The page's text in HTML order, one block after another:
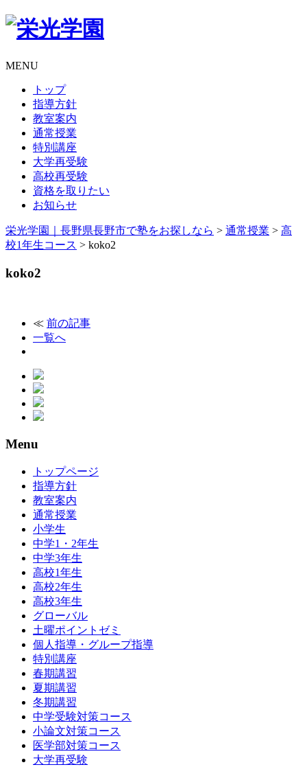
MENU
トップ
指導方針
教室案内
通常授業
特別講座
大学再受験
高校再受験
資格を取りたい
お知らせ
栄光学園｜長野県長野市で塾をお探しなら > 通常授業 > 高
校1年生コース > koko2
koko2
≪ 前の記事
一覧へ
Menu
トップページ
指導方針
教室案内
通常授業
小学生
中学1・2年生
中学3年生
高校1年生
高校2年生
高校3年生
グローバル
土曜ポイントゼミ
個人指導・グループ指導
特別講座
春期講習
夏期講習
冬期講習
中学受験対策コース
小論文対策コース
医学部対策コース
大学再受験